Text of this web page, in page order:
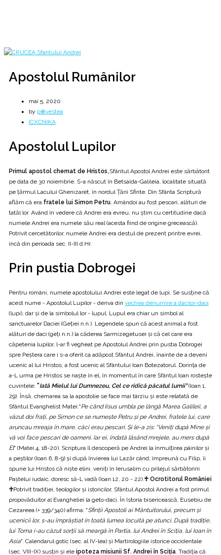
Apostolul Rumânilor
mai 5, 2020
by p⊕vestea
ICXCNIKA
Apostolul Lupilor
Primul apostol chemat de Hristos „Sfântul Apostol Andrei este sărbătorit
pe data de 30 noiembrie. S-a născut în Betsaida-Galileia, localitate situată
pe țărmul Lacului Ghenizaret, în nordul Țării Sfinte. Din Sfânta Scriptură
aflăm că era fratele lui Simon Petru . Amândoi au fost pescari, alături de
tatăl lor. Având în vedere că Andrei era evreu, nu știm cu certitudine dacă
numele Andrei era numele său real (acesta fiind de origine grecească).
Potrivit cercetătorilor, numele Andrei era destul de prezent printre evrei,
încă din perioada sec. II-III d.Hr.
Prin pustia Dobrogei
Pentru români, numele apostolului Andrei este legat de lupi. Se susține că
acest nume - Apostolul Lupilor - deriva din vechea denumire a dacilor-daoi
(lupi), dar și de la simbolul lor - lupul. Lupul era chiar un simbol al
sanctuarelor Daciei (Geției n.n.). Legendele spun că acest animal a fost
alături de daci (geți n.n.) la căderea Sarmizegetusei și că cel care era
căpetenia lupilor, l-ar fi vegheat pe Apostolul Andrei prin pustia Dobrogei
spre Peștera care i s-a oferit ca adăpost.Sfântul Andrei, înainte de a deveni
ucenic al lui Hristos, a fost ucenic al Sfântului Ioan Botezatorul. Dorința de
a-L urma pe Hristos se naște în el, în momentul în care Sfântul Ioan rostește
cuvintele: "Iată Mielul lui Dumnezeu, Cel ce ridică păcatul lumii"(Ioan 1,
29). Însă, chemarea sa la apostolie se face mai târziu și este relatată de
Sfântul Evanghelist Matei:"Pe când Iisus umbla pe lângă Marea Galileii, a
văzut doi frați, pe Simon ce se numește Petru și pe Andrei, fratele lui, care
aruncau mreaja în mare, căci erau pescari. Și le-a zis: "Veniți după Mine și
vă voi face pescari de oameni. Iar ei, îndată lăsând mrejele, au mers după
El" (Matei 4, 18-20). Scriptura îl descoperă pe Andrei la înmulțirea pâinilor și
a peștilor (Ioan 6, 8-9) și după învierea lui Lazăr când, împreună cu Filip, îi
spune lui Hristos că niște elini, veniți în Ierusalim cu prilejul sărbătoririi
Paștelui iudaic, doresc să-L vadă (Ioan 12, 20 - 22). ♰ Ocrotitorul României
♰Potrivit tradiției, teologilor și istoricilor, Sfântul Apostol Andrei a fost primul
propovăduitor al Evangheliei la geto-daci. În Istoria bisericească, Eusebiu de
Cezareea (+ 339/340) afirma: "Sfinții Apostoli ai Mântuitorului, precum și
ucenicii lor, s-au împrăștiat în toată lumea locuită pe atunci. După tradiție,
lui Toma i-au căzut sorții să meargă în Partia, lui Andrei în Sciția, lui Ioan în
Asia". Calendarul gotic (sec. al IV-lea) și Martirologiile istorice occidentale
(sec. VIII-IX) susțin și ele ipoteza misiunii Sf. Andrei în Sciția . Tradiția că